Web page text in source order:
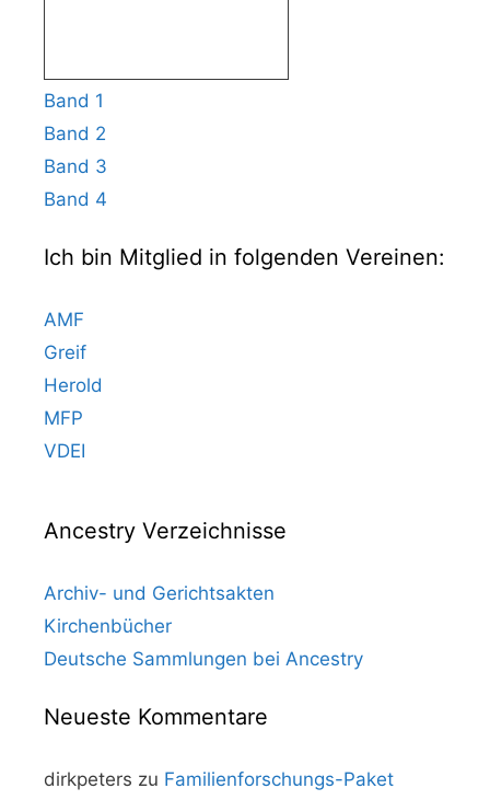
Band 1
Band 2
Band 3
Band 4
Ich bin Mitglied in folgenden Vereinen:
AMF
Greif
Herold
MFP
VDEI
Ancestry Verzeichnisse
Archiv- und Gerichtsakten
Kirchenbücher
Deutsche Sammlungen bei Ancestry
Neueste Kommentare
dirkpeters zu Familienforschungs-Paket